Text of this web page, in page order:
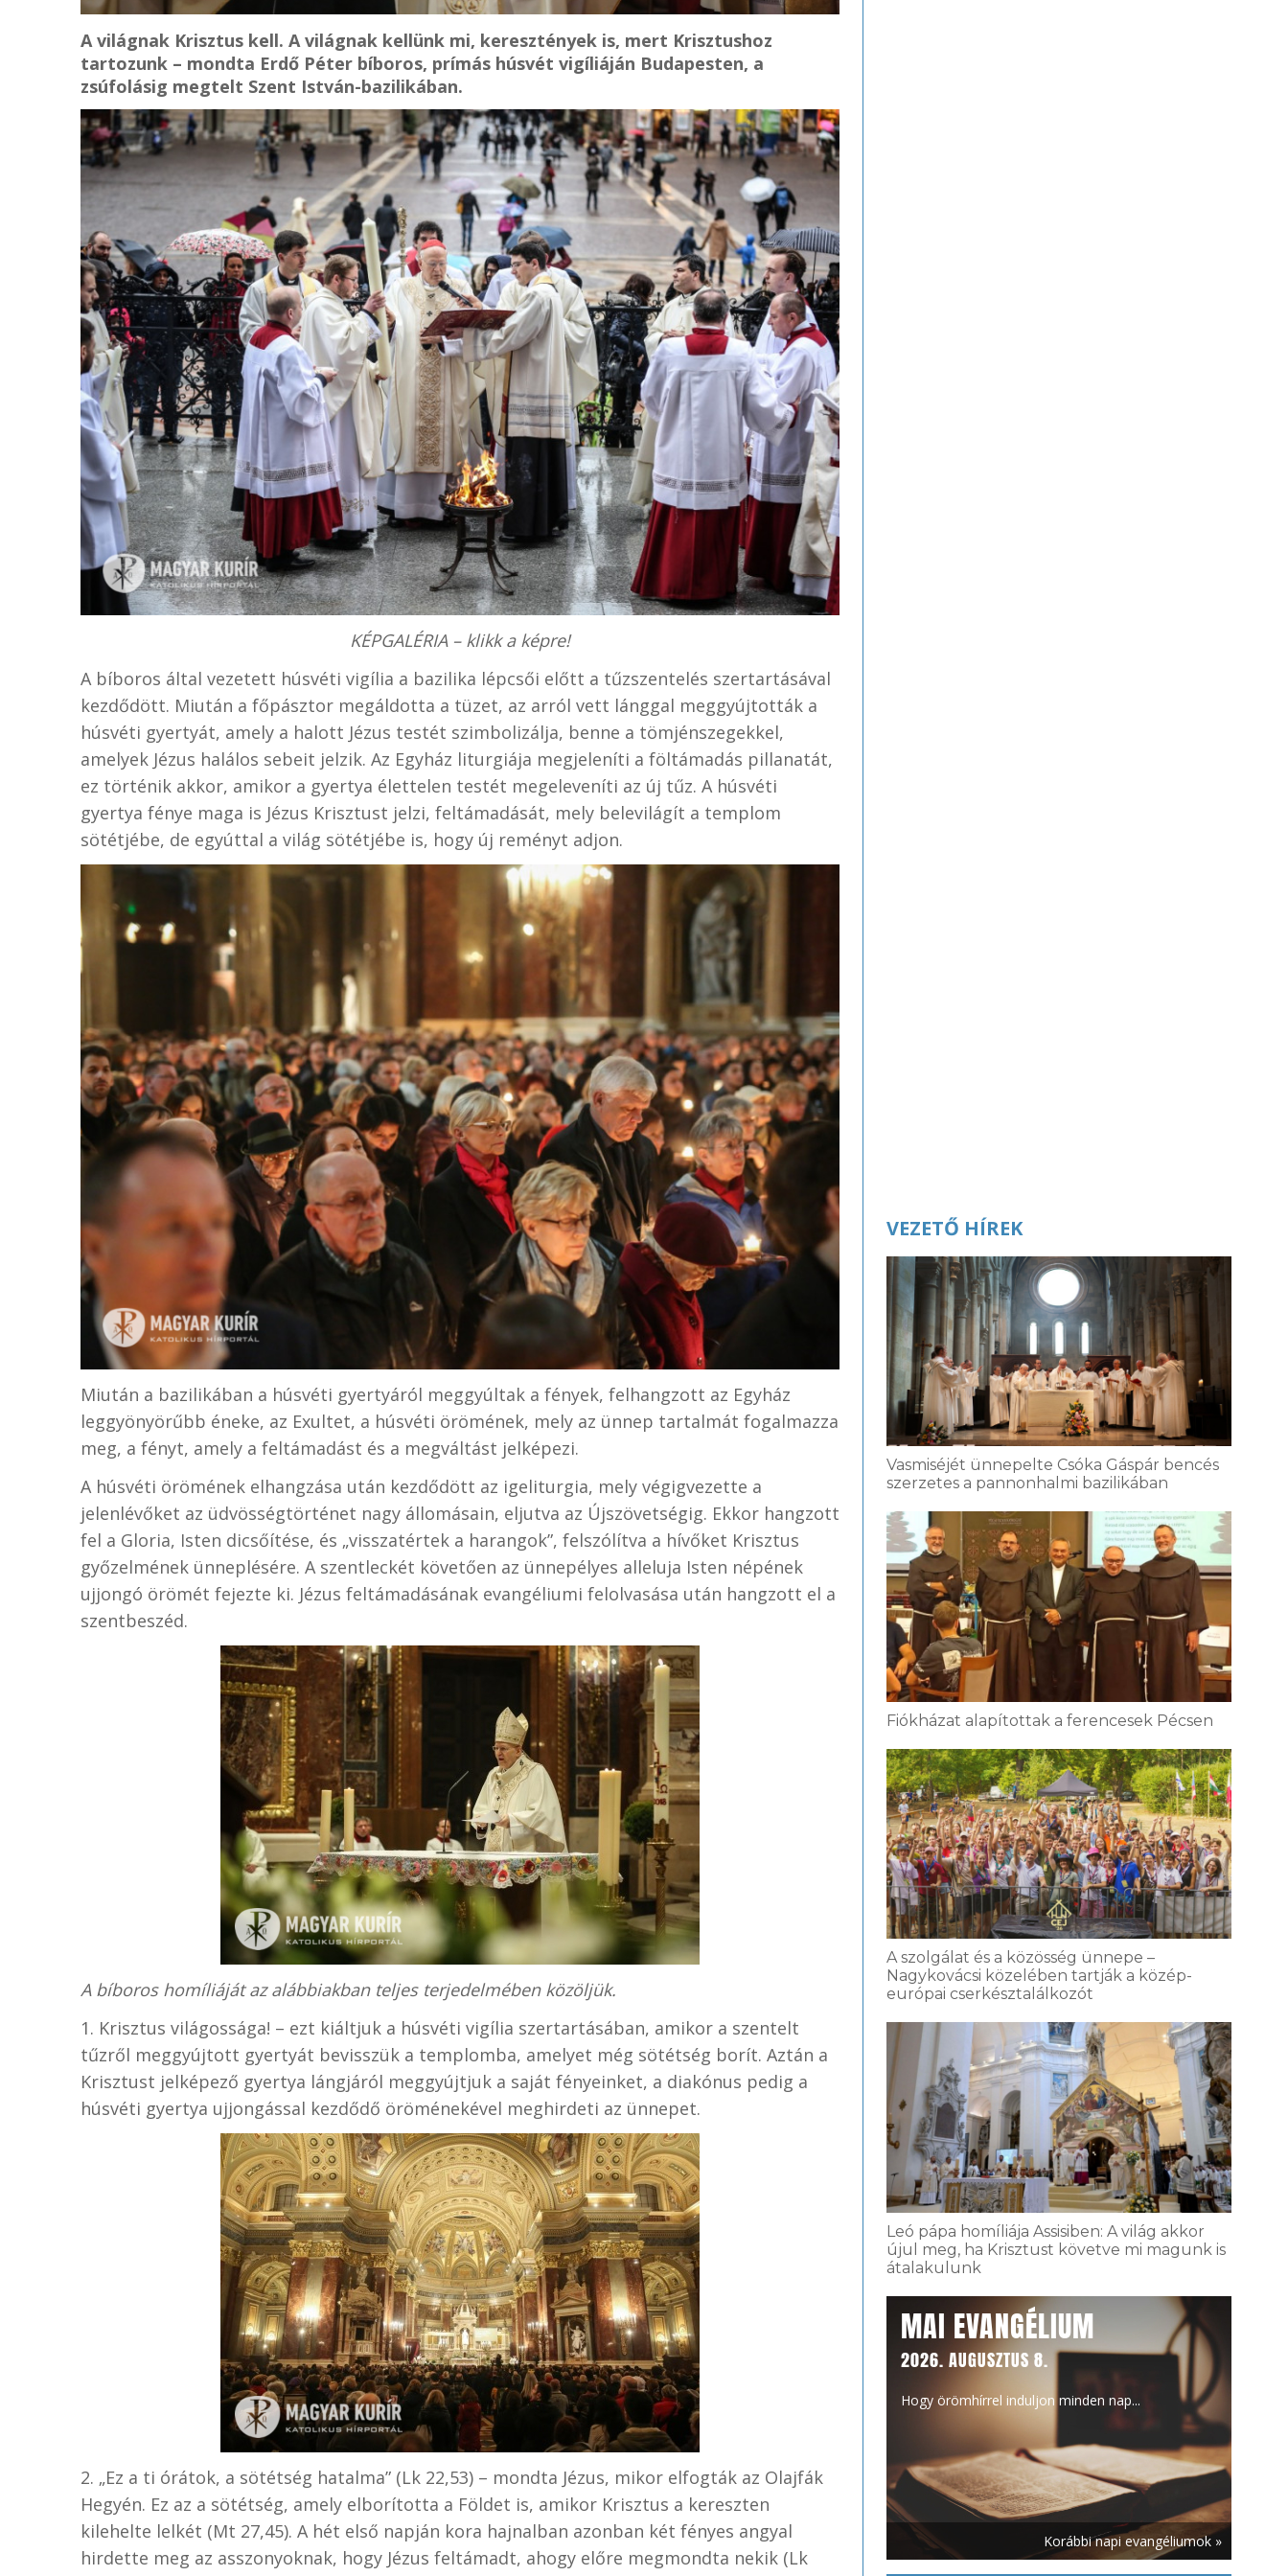
A világnak Krisztus kell. A világnak kellünk mi, keresztények is, mert Krisztushoz
tartozunk – mondta Erdő Péter bíboros, prímás húsvét vigíliáján Budapesten, a
zsúfolásig megtelt Szent István-bazilikában.
KÉPGALÉRIA – klikk a képre!
A bíboros által vezetett húsvéti vigília a bazilika lépcsői előtt a tűzszentelés szertartásával
kezdődött. Miután a főpásztor megáldotta a tüzet, az arról vett lánggal meggyújtották a
húsvéti gyertyát, amely a halott Jézus testét szimbolizálja, benne a tömjénszegekkel,
amelyek Jézus halálos sebeit jelzik. Az Egyház liturgiája megjeleníti a föltámadás pillanatát,
ez történik akkor, amikor a gyertya élettelen testét megeleveníti az új tűz. A húsvéti
gyertya fénye maga is Jézus Krisztust jelzi, feltámadását, mely belevilágít a templom
sötétjébe, de egyúttal a világ sötétjébe is, hogy új reményt adjon.
Miután a bazilikában a húsvéti gyertyáról meggyúltak a fények, felhangzott az Egyház
leggyönyörűbb éneke, az Exultet, a húsvéti örömének, mely az ünnep tartalmát fogalmazza
meg, a fényt, amely a feltámadást és a megváltást jelképezi.
A húsvéti örömének elhangzása után kezdődött az igeliturgia, mely végigvezette a
jelenlévőket az üdvösségtörténet nagy állomásain, eljutva az Újszövetségig. Ekkor hangzott
fel a Gloria, Isten dicsőítése, és „visszatértek a harangok”, felszólítva a hívőket Krisztus
győzelmének ünneplésére. A szentleckét követően az ünnepélyes alleluja Isten népének
ujjongó örömét fejezte ki. Jézus feltámadásának evangéliumi felolvasása után hangzott el a
szentbeszéd.
A bíboros homíliáját az alábbiakban teljes terjedelmében közöljük.
1. Krisztus világossága! – ezt kiáltjuk a húsvéti vigília szertartásában, amikor a szentelt
tűzről meggyújtott gyertyát bevisszük a templomba, amelyet még sötétség borít. Aztán a
Krisztust jelképező gyertya lángjáról meggyújtjuk a saját fényeinket, a diakónus pedig a
húsvéti gyertya ujjongással kezdődő öröménekével meghirdeti az ünnepet.
2. „Ez a ti órátok, a sötétség hatalma” (Lk 22,53) – mondta Jézus, mikor elfogták az Olajfák
Hegyén. Ez az a sötétség, amely elborította a Földet is, amikor Krisztus a kereszten
kilehelte lelkét (Mt 27,45). A hét első napján kora hajnalban azonban két fényes angyal
hirdette meg az asszonyoknak, hogy Jézus feltámadt, ahogy előre megmondta nekik (Lk
VEZETŐ HÍREK
Vasmiséjét ünnepelte Csóka Gáspár bencés
szerzetes a pannonhalmi bazilikában
Fiókházat alapítottak a ferencesek Pécsen
A szolgálat és a közösség ünnepe –
Nagykovácsi közelében tartják a közép-
európai cserkésztalálkozót
Leó pápa homíliája Assisiben: A világ akkor
újul meg, ha Krisztust követve mi magunk is
átalakulunk
MAI EVANGÉLIUM
2026. AUGUSZTUS 8.
Hogy örömhírrel induljon minden nap...
Korábbi napi evangéliumok »